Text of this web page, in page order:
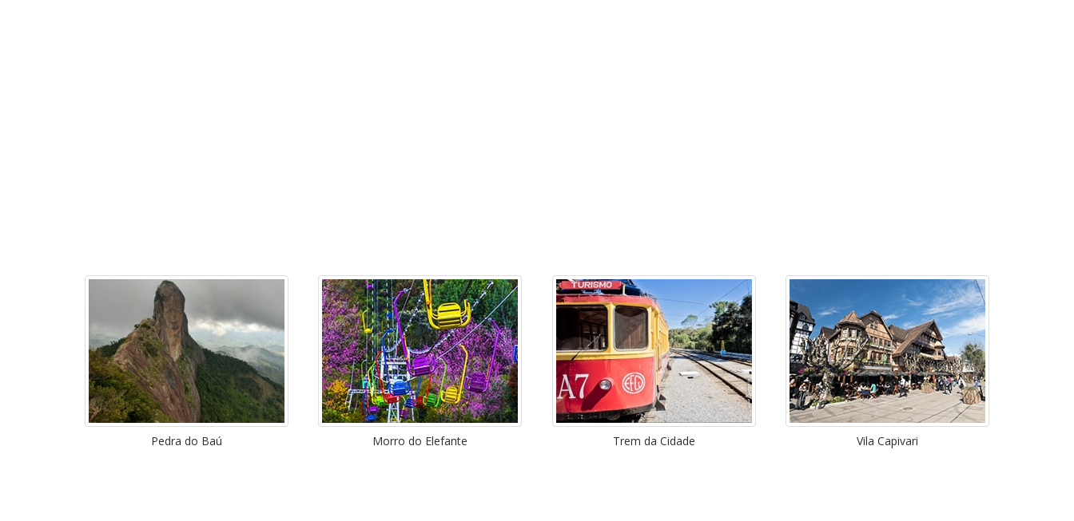
Pedra do Baú Morro do Elefante Trem da Cidade Vila Capivari